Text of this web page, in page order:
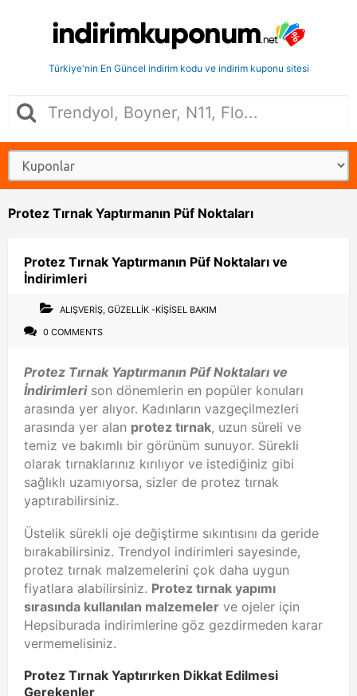
Türkiye'nin En Güncel indirim kodu ve indirim kuponu sitesi
Protez Tırnak Yaptırmanın Püf Noktaları
Protez Tırnak Yaptırmanın Püf Noktaları ve
İndirimleri
ALIŞVERIŞ, GÜZELLIK -KIŞISEL BAKIM
0 COMMENTS
Protez Tırnak Yaptırmanın Püf Noktaları ve
İndirimlerison dönemlerin en popüler konuları
arasında yer alıyor. Kadınların vazgeçilmezleri
arasında yer alan protez tırnak, uzun süreli ve
temiz ve bakımlı bir görünüm sunuyor. Sürekli
olarak tırnaklarınız kırılıyor ve istediğiniz gibi
sağlıklı uzamıyorsa, sizler de protez tırnak
yaptırabilirsiniz.
Üstelik sürekli oje değiştirme sıkıntısını da geride
bırakabilirsiniz. Trendyol indirimleri sayesinde,
protez tırnak malzemelerini çok daha uygun
fiyatlara alabilirsiniz. Protez tırnak yapımı
sırasında kullanılan malzemeler ve ojeler için
Hepsiburada indirimlerine göz gezdirmeden karar
vermemelisiniz.
Protez Tırnak Yaptırırken Dikkat Edilmesi
Gerekenler